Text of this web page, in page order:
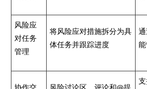
风险应
对任务
管理
将风险应对措施拆分为具
体任务并跟踪进度
协作交
风险讨论区、评论和@提